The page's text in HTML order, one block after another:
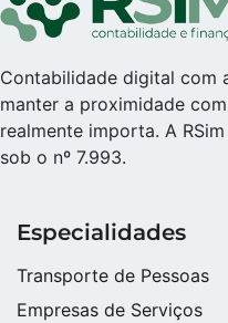
Contabilidade digital com
manter a proximidade
realmente importa. A
sob o nº 7.993.
Especialidades
Transporte de Pessoas
Empresas de Serviços